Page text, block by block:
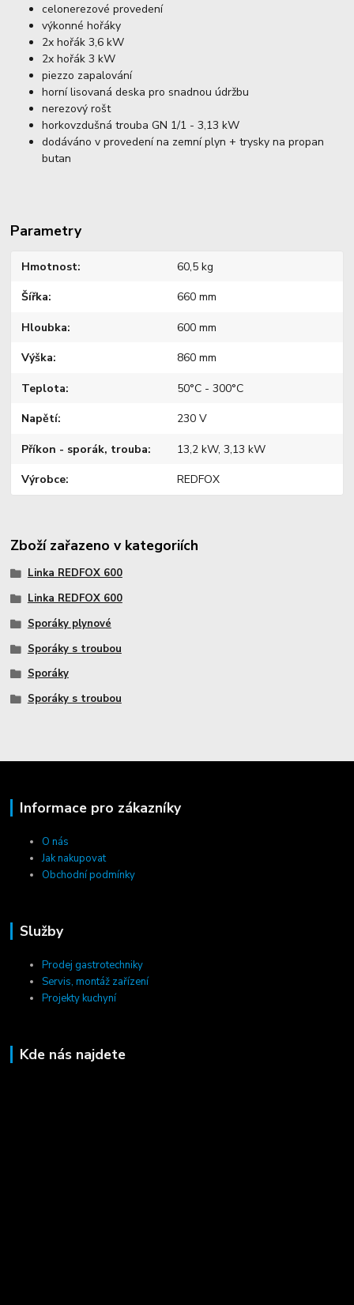
celonerezové provedení
výkonné hořáky
2x hořák 3,6 kW
2x hořák 3 kW
piezzo zapalování
horní lisovaná deska pro snadnou údržbu
nerezový rošt
horkovzdušná trouba GN 1/1 - 3,13 kW
dodáváno v provedení na zemní plyn + trysky na propan
butan
Parametry
Hmotnost 60,5 kg
Šířka 660 mm
Hloubka 600 mm
Výška 860 mm
Teplota 50°C - 300°C
Napětí 230 V
Příkon - sporák, trouba 13,2 kW, 3,13 kW
Výrobce REDFOX
Zboží zařazeno v kategoriích
Linka REDFOX 600
Linka REDFOX 600
Sporáky plynové
Sporáky s troubou
Sporáky
Sporáky s troubou
Informace pro zákazníky
O nás
Jak nakupovat
Obchodní podmínky
Služby
Prodej gastrotechniky
Servis, montáž zařízení
Projekty kuchyní
Kde nás najdete